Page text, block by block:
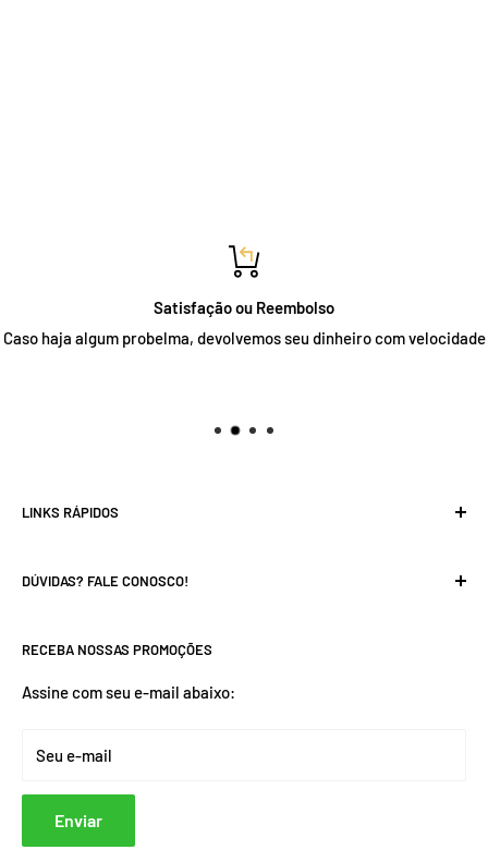
Satisfação ou Reembolso
Caso haja algum probelma, devolvemos seu dinheiro com velocidade
LINKS RÁPIDOS
Fale Conosco
Política de Privacidade
Devolução e Reembolso
DÚVIDAS? FALE CONOSCO!
RECEBA NOSSAS PROMOÇÕES
Assine com seu e-mail abaixo:
Seu e-mail
Enviar